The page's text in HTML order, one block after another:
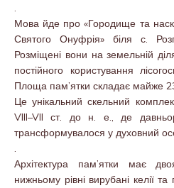
.
Мова йде про «Городище та
Святого Онуфрія» біля с.
Розміщені вони на земельній
постійного користування
Площа пам’ятки складає майже
Це унікальний скельний
VIII–VII ст. до н. е., де
трансформувалося у духовний
.
Архітектура пам’ятки має
нижньому рівні вирубані келії